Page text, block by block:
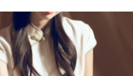
的极致
样的异域风情，这时的